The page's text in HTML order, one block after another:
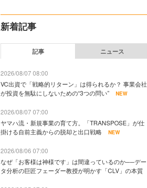
新着記事
記事 ニュース
2026/08/07 08:00
VC出資で「戦略的リターン」は得られるか？ 事業会社
が投資を無駄にしないための“3つの問い”
NEW
2026/08/07 07:00
ヤマハ流・新規事業の育て方。「TRANSPOSE」が仕
掛ける自前主義からの脱却と出口戦略
NEW
2026/08/06 07:00
なぜ「お客様は神様です」は間違っているのか──デー
タ分析の巨匠フェーダー教授が明かす「CLV」の本質